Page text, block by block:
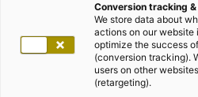
Conversion tracking
We store data about
actions on our website
optimize the success
(conversion tracking).
users on other
(retargeting).